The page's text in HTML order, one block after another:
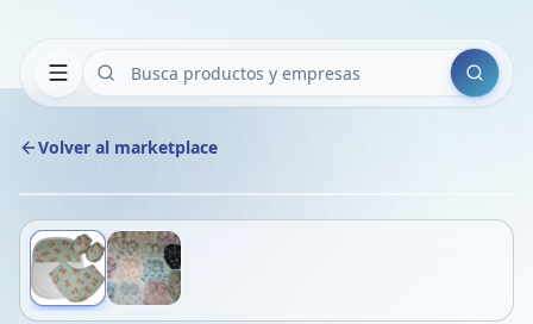
Buscar
Volver al marketplace
1/2